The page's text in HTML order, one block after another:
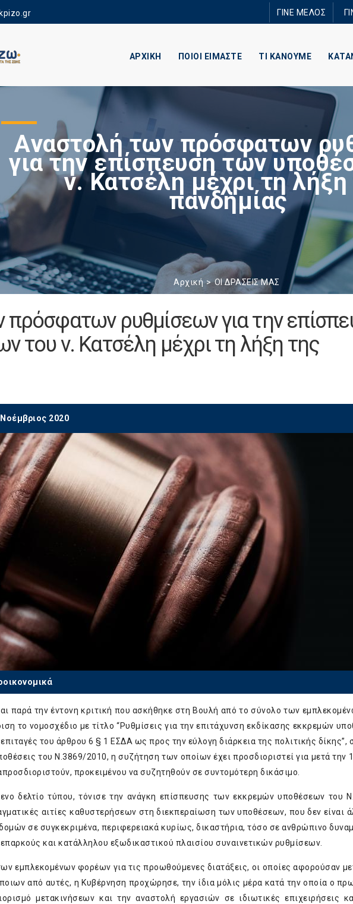
ΓΙΝΕ ΜΕΛΟΣ
ΑΡΧΙΚΗ ΠΟΙΟΙ ΕΙΜΑΣΤΕ ΤΙ ΚΑΝΟΥΜΕ
Aναστολή των πρόσφατων
για την επίσπευση των
ν. Κατσέλη μέχρι τη λήξη
πανδημίας
Αρχική ΟΙ ΔΡΑΣΕΙΣ ΜΑΣ
πρόσφατων ρυθμίσεων για την
του ν. Κατσέλη μέχρι τη λήξη της
2020
παρά την έντονη κριτική που ασκήθηκε στη Βουλή από το σύνολο των
το νομοσχέδιο με τίτλο “Ρυθμίσεις για την επιτάχυνση εκδίκασης εκκρεμών
του άρθρου 6 § 1 ΕΣΔΑ ως προς την εύλογη διάρκεια της πολιτικής
του Ν.3869/2010, η συζήτηση των οποίων έχει προσδιοριστεί για μετά την
προκειμένου να συζητηθούν σε συντομότερη δικάσιμο.
δελτίο τύπου, τόνισε την ανάγκη επίσπευσης των εκκρεμών υποθέσεων του
αιτίες καθυστερήσεων στη διεκπεραίωση των υποθέσεων, που δεν είναι
σε συγκεκριμένα, περιφερειακά κυρίως, δικαστήρια, τόσο σε ανθρώπινο
και κατάλληλου εξωδικαστικού πλαισίου συναινετικών ρυθμίσεων.
εμπλεκομένων φορέων για τις προωθούμενες διατάξεις, οι οποίες αφορούσαν
από αυτές, η Κυβέρνηση προχώρησε, την ίδια μόλις μέρα κατά την οποία ο
μετακινήσεων και την αναστολή εργασιών σε ιδιωτικές επιχειρήσεις